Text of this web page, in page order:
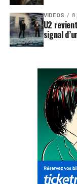
VIDEOS 8
U2
signal